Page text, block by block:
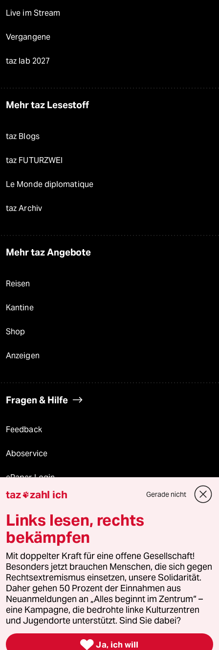
Live im Stream
Vergangene
taz lab 2027
Mehr taz Lesestoff
taz Blogs
taz FUTURZWEI
Le Monde diplomatique
taz Archiv
Mehr taz Angebote
Reisen
Kantine
Shop
Anzeigen
Fragen & Hilfe
Feedback
Aboservice
ePaper Login
Downloads für Abonnierende
© 2026 taz Verlags und Vertriebs GmbH
Alle Rechte vorbehalten. Bei rechtlichen Fragen oder für Genehmigungen
wenden Sie sich bitte an
lizenzen@taz.de
Feedback Redaktionsstatut Kommune-Richtlinien
Leitlinie Informant Datenschutz Impressum AGB
Seitenwende Einwilligungen widerrufen (Ads)
taz zahl ich Gerade nicht
Links lesen, rechts
bekämpfen
Mit doppelter Kraft für eine offene Gesellschaft!
Besonders jetzt brauchen Menschen, die sich gegen
Rechtsextremismus einsetzen, unsere Solidarität.
Daher gehen 50 Prozent der Einnahmen aus
Neuanmeldungen an „Alles beginnt im Zentrum“ –
eine Kampagne, die bedrohte linke Kulturzentren
und Jugendorte unterstützt. Sind Sie dabei?
 Ja, ich will